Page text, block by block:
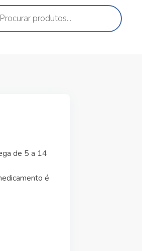
de 5 a 14
é